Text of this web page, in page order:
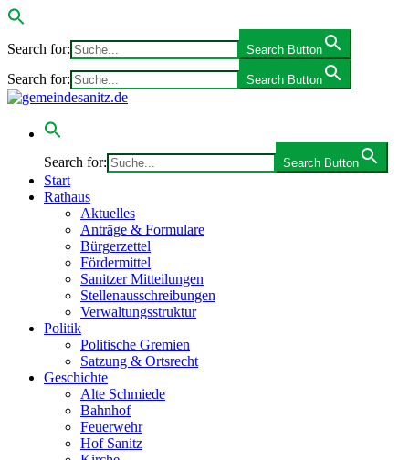
Search for: Search Button
Search for: Search Button
Search for: Search Button
Start
Rathaus
Aktuelles
Anträge & Formulare
Bürgerzettel
Fördermittel
Sanitzer Mitteilungen
Stellenausschreibungen
Verwaltungsstruktur
Politik
Politische Gremien
Satzung & Ortsrecht
Geschichte
Alte Schmiede
Bahnhof
Feuerwehr
Hof Sanitz